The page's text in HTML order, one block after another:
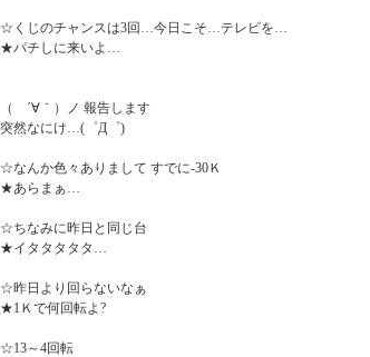
☆くじのチャンスは3回…今日こそ…テレビを…
★パチしに来いよ…
（　´∀｀）ノ 報告します
突然なにけ…(゜Д゜)
☆なんか色々ありまして すでに-30Ｋ
★あらまぁ…
☆ちなみに昨日と同じ台
★イタタタタタ…
☆昨日より回らないなぁ
★1Ｋで何回転よ?
☆13～4回転